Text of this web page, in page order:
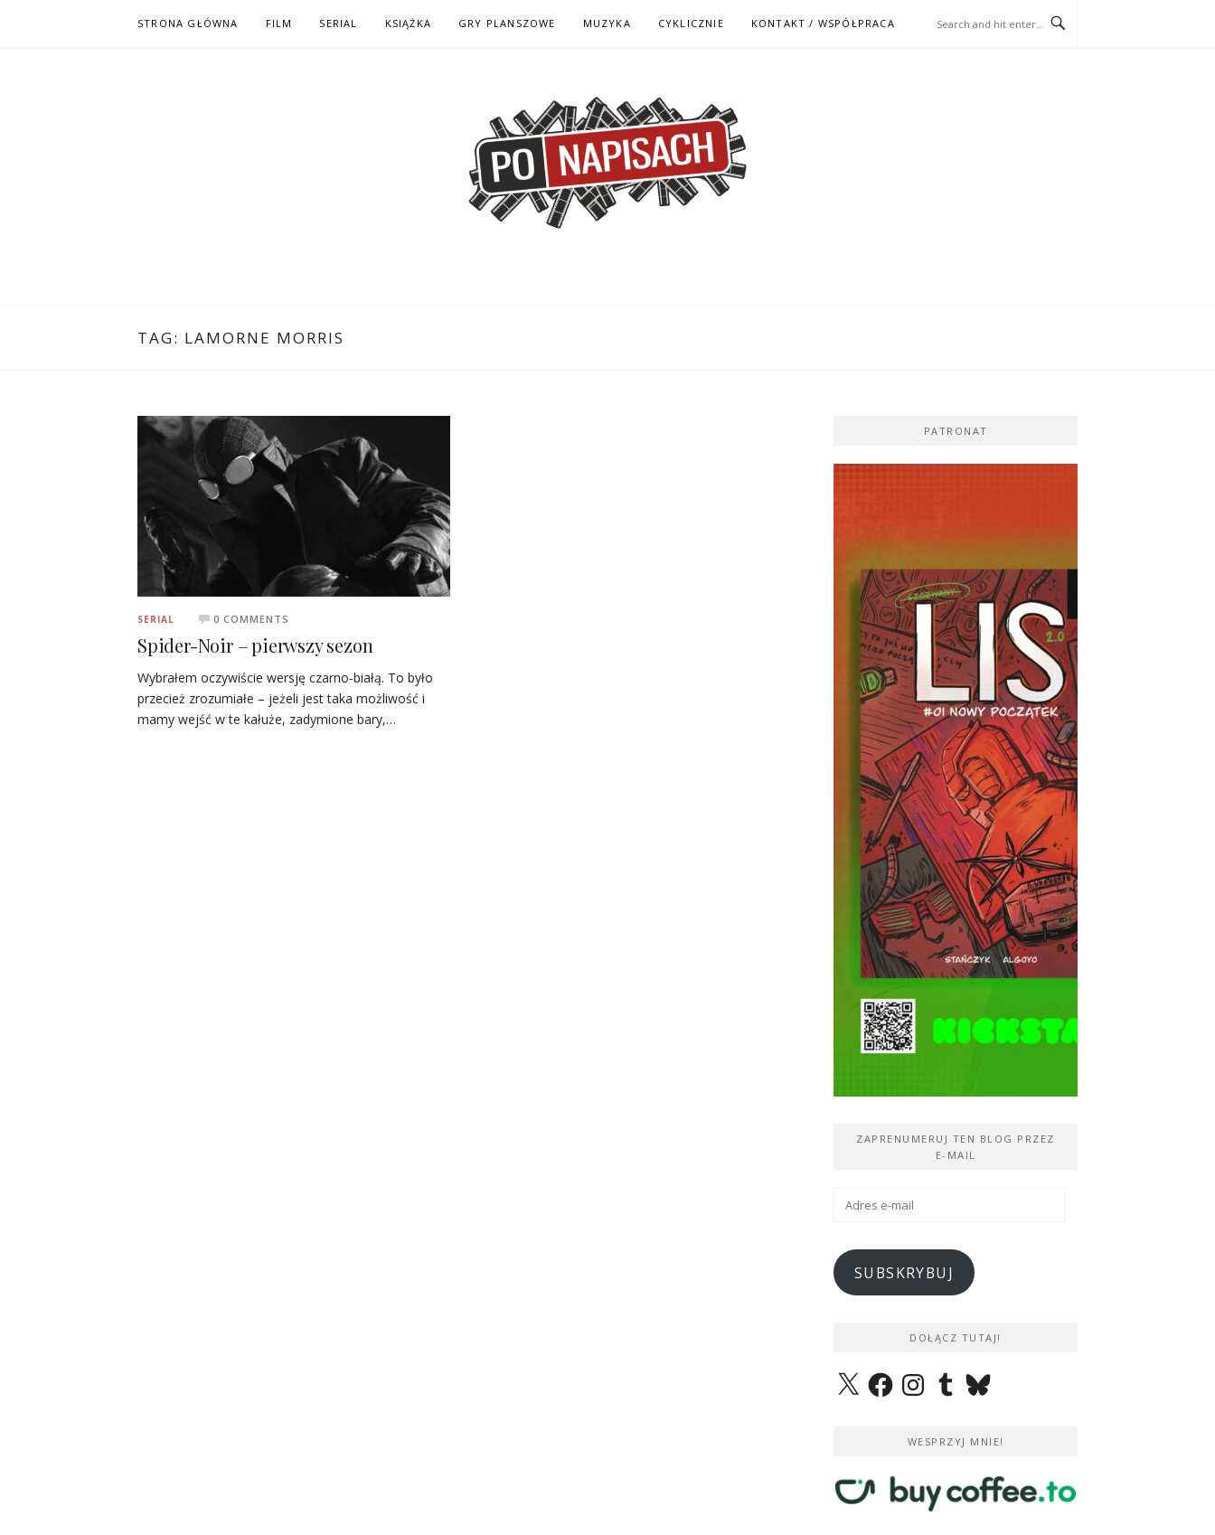
STRONA GŁÓWNA FILM SERIAL KSIĄŻKA GRY PLANSZOWE MUZYKA CYKLICZNIE KONTAKT / WSPÓŁPRACA
TAG: LAMORNE MORRIS
SERIAL 0 COMMENTS
Spider-Noir – pierwszy sezon
Wybrałem oczywiście wersję czarno‑białą. To było
przecież zrozumiałe – jeżeli jest taka możliwość i
mamy wejść w te kałuże, zadymione bary,…
PATRONAT
ZAPRENUMERUJ TEN BLOG PRZEZ
E-MAIL
Adres
SUBSKRYBUJ
DOŁĄCZ TUTAJ!
X FacebookInstagramTumblrBluesky
WESPRZYJ MNIE!